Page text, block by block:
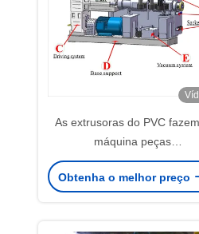
As extrusoras do PVC
máquina peças
auxiliares/máquina a
Obtenha o melhor preço